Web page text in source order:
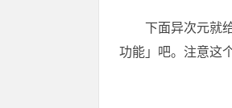
下面异次元就
功能」吧。注意这